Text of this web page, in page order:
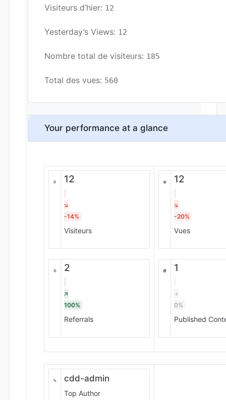
Visiteurs d’hier: 12
Yesterday’s Views: 12
Nombre total de visiteurs: 185
Total des vues: 560
Your performance at a glance
12
-14%
Visiteurs
2
100%
Referrals
12
-20%
Vues
1
0%
Published
cdd-admin
Top Author